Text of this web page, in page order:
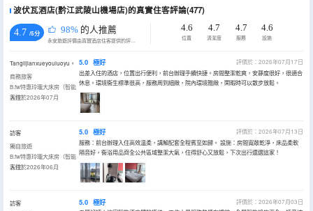
波伏瓦酒店(黔江武陵山機場店)的真實住客評論(477)
4.7 /5分 98% 的人推薦
永安旅遊評價由真實酒店住客提供的評價。
4.6
位置
4.7
清潔度
4.7
服務
4.6
設施
Tanglijianxueyouluoyu。
商務旅客
B.fw特惠玲瓏大床房（智能
客控）
入住於2026年07月
5.0 極好
評價於：2026年07月17日
出差入住的酒店，位置出行便利，前台辦理手續快捷。房間整潔乾爽，安靜度很好，很適合
休息。環境衞生標準很高，服務周到細緻，院內環境雅緻，閑暇時可以散步放鬆。
訪客
獨自旅遊
B.fw特惠玲瓏大床房（智能
客控）
入住於2026年06月
5.0 極好
評價於：2026年07月13日
服務：前台辦理入住高效温柔，講解配套全程賓至如歸。 設施：房間寬敞乾淨，床品柔軟
隔音好，衞浴用品齊全公共區域整潔大氣，住得舒心又放鬆，下次出行還選這家！
訪客
5.0 極好
評價於：2026年07月03日